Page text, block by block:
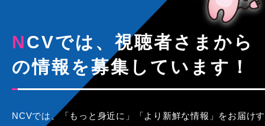
NCVでは、視聴者さまから
の情報を募集しています！
NCVでは、「もっと身近に」「より新鮮な情報」をお届けす